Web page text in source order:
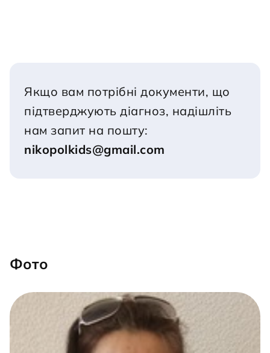
Якщо вам потрібні документи, що
підтверджують діагноз, надішліть
нам запит на пошту:
nikopolkids@gmail.com
Фото